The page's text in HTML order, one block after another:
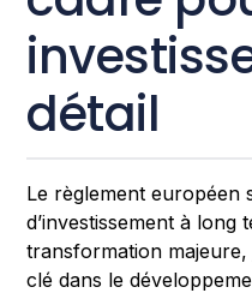
détail
Le règlement européen
d’investissement à long
transformation
clé dans le